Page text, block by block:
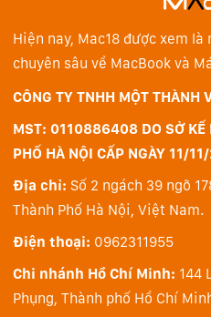
iPad Pro 12,9 inch (thế hệ
iPad Pro 12,9 inch (thế hệ
iPad Pro 12,9 inch (thế hệ thứ
iPad Pro 12,9 inch (thế hệ thứ
iPad Pro 11 inch (M4)
iPad Pro 11 inch (thế hệ thứ 4)
iPad Pro 11 inch (thế hệ thứ 3)
iPad Pro 11 inch (thế hệ thứ 2)
iPad Pro 11 inch (thế hệ thứ 1)
iPad Air 11 inch (M2)
iPad Air (thế hệ thứ 5)
Hiện nay, Mac18 được xem
chuyên sâu về MacBook và
CÔNG TY TNHH MỘT THÀNH
MST: 0110886408 DO SỞ KẾ
PHỐ HÀ NỘI CẤP NGÀY 11/
Địa chỉ: Số 2 ngách 39 ngõ
Thành Phố Hà Nội, Việt Nam.
Điện thoại: 0962311955
Chi nhánh Hồ Chí Minh: 144
Phụng, Thành phố Hồ Chí